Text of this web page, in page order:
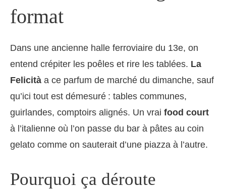
format
Dans une ancienne halle ferroviaire du 13e, on
entend crépiter les poêles et rire les tablées. La
Felicità a ce parfum de marché du dimanche, sauf
qu’ici tout est démesuré : tables communes,
guirlandes, comptoirs alignés. Un vrai food court
à l’italienne où l’on passe du bar à pâtes au coin
gelato comme on sauterait d’une piazza à l’autre.
Pourquoi ça déroute